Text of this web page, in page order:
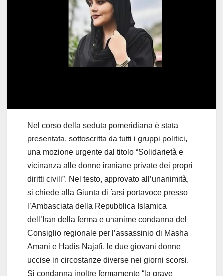
Nel corso della seduta pomeridiana è stata
presentata, sottoscritta da tutti i gruppi politici,
una mozione urgente dal titolo “Solidarietà e
vicinanza alle donne iraniane private dei propri
diritti civili”. Nel testo, approvato all’unanimità,
si chiede alla Giunta di farsi portavoce presso
l’Ambasciata della Repubblica Islamica
dell’Iran della ferma e unanime condanna del
Consiglio regionale per l’assassinio di Masha
Amani e Hadis Najafi, le due giovani donne
uccise in circostanze diverse nei giorni scorsi.
Si condanna inoltre fermamente “la grave